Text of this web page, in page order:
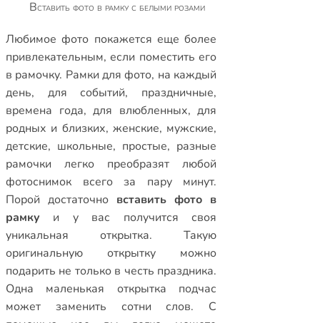
Вставить фото в рамку с белыми розами
Любимое фото покажется еще более
привлекательным, если поместить его
в рамочку. Рамки для фото, на каждый
день, для событий, праздничные,
времена года,для влюбленных,для
родных и близких, женские, мужские,
детские, школьные, простые, разные
рамочки легко преобразят любой
фотоснимок всего за пару минут.
Порой достаточно вставить фото в
рамку и у вас получится своя
уникальная открытка. Такую
оригинальную открытку можно
подарить не только в честь праздника.
Одна маленькая открытка подчас
может заменить сотни слов. С